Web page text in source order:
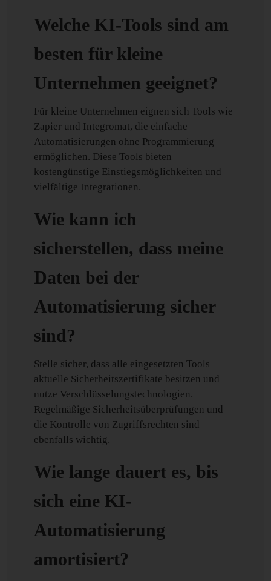
Welche KI-Tools sind am
besten für kleine
Unternehmen geeignet?
Für kleine Unternehmen eignen sich Tools wie
Zapier und Integromat, die einfache
Automatisierungen ohne Programmierung
ermöglichen. Diese Tools bieten
kostengünstige Einstiegsmöglichkeiten und
vielfältige Integrationen.
Wie kann ich
sicherstellen, dass meine
Daten bei der
Automatisierung sicher
sind?
Stelle sicher, dass alle eingesetzten Tools
aktuelle Sicherheitszertifikate besitzen und
nutze Verschlüsselungstechnologien.
Regelmäßige Sicherheitsüberprüfungen und
die Kontrolle von Zugriffsrechten sind
ebenfalls wichtig.
Wie lange dauert es, bis
sich eine KI-
Automatisierung
amortisiert?